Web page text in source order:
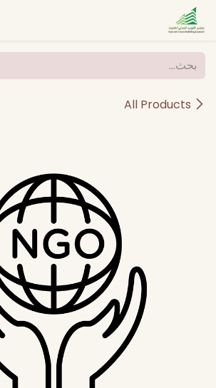
تخطي للذهاب إلى المحتوى
All Products